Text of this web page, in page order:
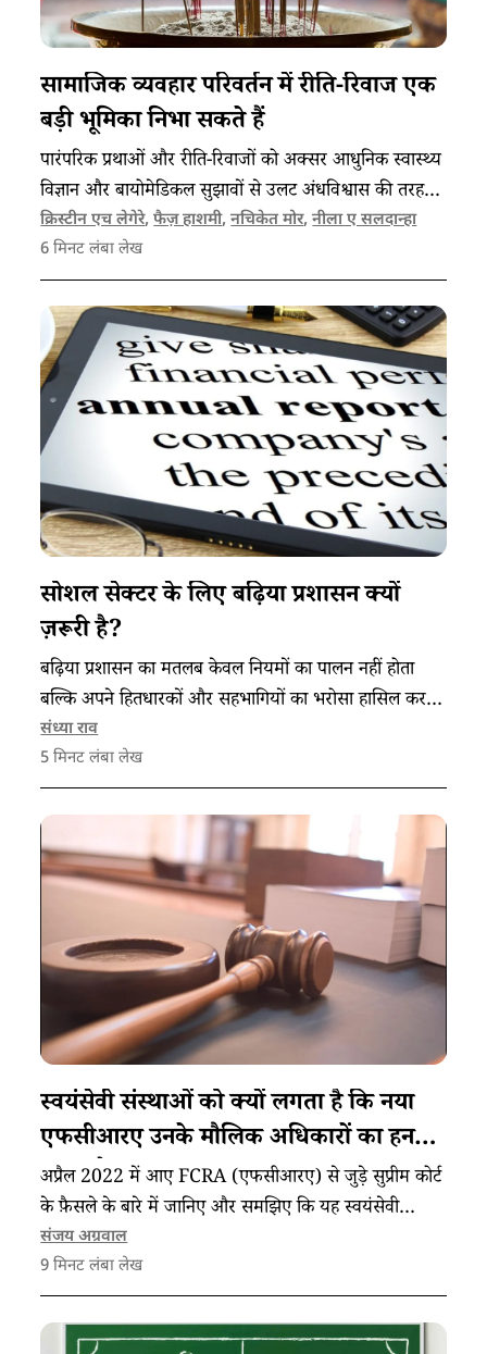
सामाजिक व्यवहार परिवर्तन में रीति-रिवाज एक
बड़ी भूमिका निभा सकते हैं
पारंपरिक प्रथाओं और रीति-रिवाजों को अक्सर आधुनिक स्वास्थ्य
विज्ञान और बायोमेडिकल सुझावों से उलट अंधविश्वास की तरह
देखा जाता है, लेकिन ऐसा करना सही नहीं।
क्रिस्टीन एच लेगेरे,फैज़ हाशमी,नचिकेत मोर,नीला ए सलदान्हा
6 मिनट लंबा लेख
सोशल सेक्टर के लिए बढ़िया प्रशासन क्यों
ज़रूरी है?
बढ़िया प्रशासन का मतलब केवल नियमों का पालन नहीं होता
बल्कि अपने हितधारकों और सहभागियों का भरोसा हासिल करना
भी होता है, इसके लिए संगठन इन पांच बातों का ध्यान रख सकते
हैं।
संध्या राव
5 मिनट लंबा लेख
स्वयंसेवी संस्थाओं को क्यों लगता है कि नया
एफसीआरए उनके मौलिक अधिकारों का हनन
करता है
अप्रैल 2022 में आए FCRA (एफसीआरए) से जुड़े सुप्रीम कोर्ट
के फ़ैसले के बारे में जानिए और समझिए कि यह स्वयंसेवी
संस्थाओं को कैसे प्रभावित करता है।
संजय अग्रवाल
9 मिनट लंबा लेख